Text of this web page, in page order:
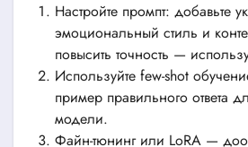
Настройте промпт: добавьте
эмоциональный стиль и
повысить точность —
Используйте few-shot
пример правильного ответа
модели.
Файн-тюнинг или LoRA —